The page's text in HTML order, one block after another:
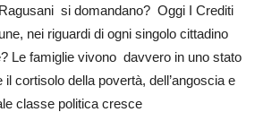
si domandano? Oggi I Crediti
nei riguardi di ogni singolo cittadino
Le famiglie vivono davvero in uno stato
cortisolo della povertà, dell’angoscia e
classe politica cresce